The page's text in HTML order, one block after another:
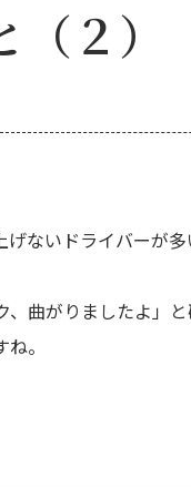
２）
ないドライバーが
曲がりましたよ」
。